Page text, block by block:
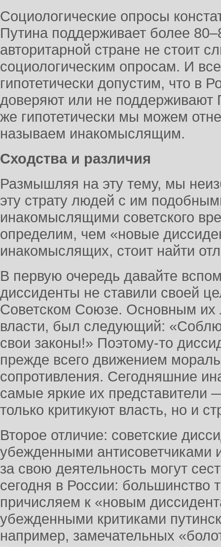
Социологические опросы
Путина поддерживает более
авторитарной стране не стоит
социологическим опросам. И
гипотетически допустим, что в
доверяют или не поддерживают
же гипотетически мы можем
называем инакомыслящим.
Сходства и различия
Размышляя на эту тему, мы
эту страту людей с им
инакомыслящими советского
определим, чем «новые
инакомыслящих, стоит найти
В первую очередь давайте
диссиденты не ставили своей
Советском Союзе. Основным их
власти, был следующий:
свои законы!» Поэтому-то
прежде всего движением
сопротивления. Сегодняшние
самые яркие их представители
только критикуют власть, но и
Второе отличие: советские
убежденными антисоветчиками
за свою деятельность могут
сегодня в России: большинство
причисляем к «новым
убежденными критиками
например, замечательных